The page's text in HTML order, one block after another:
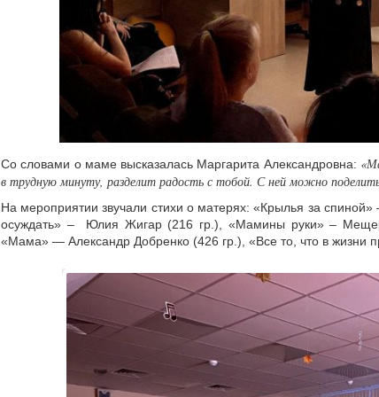
Со словами о маме высказалась Маргарита Александровна:
в трудную минуту, разделит радость с тобой. С ней можно
На мероприятии звучали стихи о матерях: «Крылья за
осуждать» – Юлия Жигар (216 гр.), «Мамины руки» –
«Мама» — Александр Добренко (426 гр.), «Все то, что в жизни